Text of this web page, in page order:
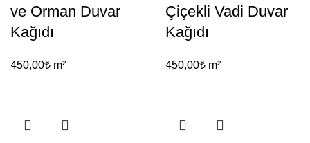
ve Orman Duvar
Kağıdı
450,00₺ m²
Çiçekli Vadi Duvar
Kağıdı
450,00₺ m²